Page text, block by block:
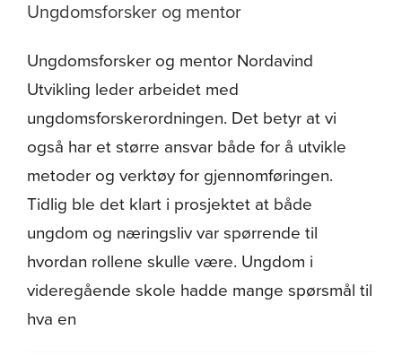
Om oss
Ungdomsforsker og mentor
Ungdomsforsker og mentor Nordavind
Utvikling leder arbeidet med
ungdomsforskerordningen. Det betyr at vi
også har et større ansvar både for å utvikle
metoder og verktøy for gjennomføringen.
Tidlig ble det klart i prosjektet at både
ungdom og næringsliv var spørrende til
hvordan rollene skulle være. Ungdom i
videregående skole hadde mange spørsmål til
hva en